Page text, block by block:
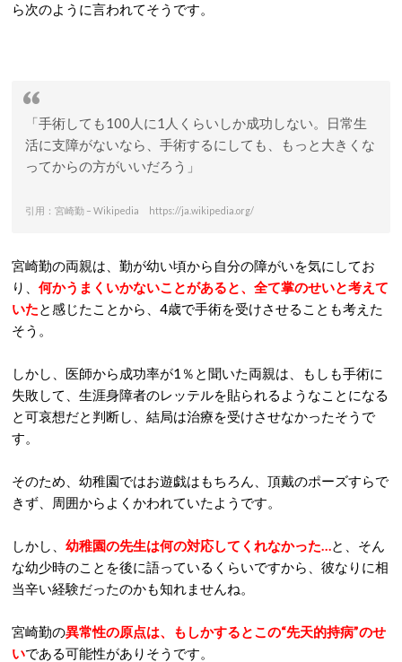
ら次のように言われてそうです。
「手術しても100人に1人くらいしか成功しない。日常生
活に支障がないなら、手術するにしても、もっと大きくな
ってからの方がいいだろう」
引用：宮崎勤 – Wikipedia https://ja.wikipedia.org/
宮崎勤の両親は、勤が幼い頃から自分の障がいを気にしてお
り、 何かうまくいかないことがあると、全て掌のせいと考えて
いたと感じたことから、4歳で手術を受けさせることも考えた
そう。
しかし、医師から成功率が1％と聞いた両親は、もしも手術に
失敗して、生涯身障者のレッテルを貼られるようなことになる
と可哀想だと判断し、結局は治療を受けさせなかったそうで
す。
そのため、幼稚園ではお遊戯はもちろん、頂戴のポーズすらで
きず、周囲からよくかわれていたようです。
しかし、 幼稚園の先生は何の対応してくれなかった…と、そん
な幼少時のことを後に語っているくらいですから、彼なりに相
当辛い経験だったのかも知れませんね。
宮崎勤の異常性の原点は、もしかするとこの“先天的持病”のせ
いである可能性がありそうです。